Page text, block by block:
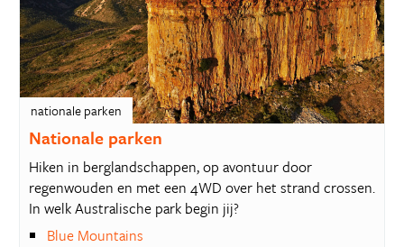
nationale parken
Nationale parken
Hiken in berglandschappen, op avontuur door
regenwouden en met een 4WD over het strand crossen.
In welk Australische park begin jij?
Blue Mountains